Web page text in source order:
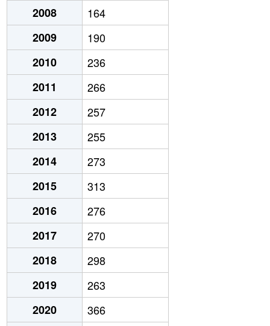
2008
164
2009
190
2010
236
2011
266
2012
257
2013
255
2014
273
2015
313
2016
276
2017
270
2018
298
2019
263
2020
366